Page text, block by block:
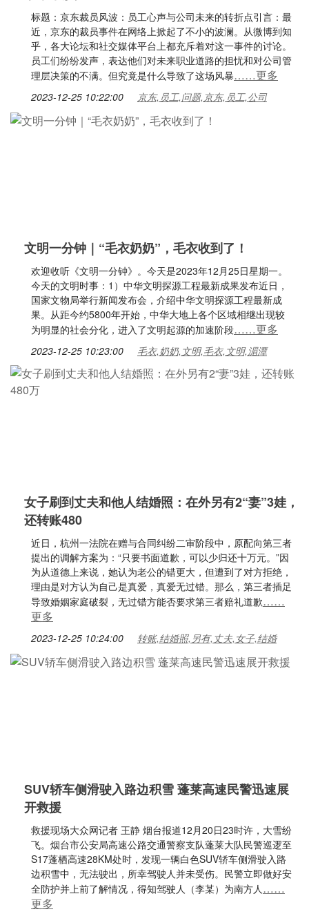
标题：京东裁员风波：员工心声与公司未来的转折点引言：最
近，京东的裁员事件在网络上掀起了不小的波澜。从微博到知
乎，各大论坛和社交媒体平台上都充斥着对这一事件的讨论。
员工们纷纷发声，表达他们对未来职业道路的担忧和对公司管
理层决策的不满。但究竟是什么导致了这场风暴……更多
2023-12-25 10:22:00 京东,员工,问题,京东,员工,公司
文明一分钟｜“毛衣奶奶”，毛衣收到了！
欢迎收听《文明一分钟》。今天是2023年12月25日星期一。
今天的文明时事：1）中华文明探源工程最新成果发布近日，
国家文物局举行新闻发布会，介绍中华文明探源工程最新成
果。从距今约5800年开始，中华大地上各个区域相继出现较
为明显的社会分化，进入了文明起源的加速阶段……更多
2023-12-25 10:23:00 毛衣,奶奶,文明,毛衣,文明,湄潭
女子刷到丈夫和他人结婚照：在外另有2“妻”3娃，
还转账480
近日，杭州一法院在赠与合同纠纷二审阶段中，原配向第三者
提出的调解方案为：“只要书面道歉，可以少归还十万元。”因
为从道德上来说，她认为老公的错更大，但遭到了对方拒绝，
理由是对方认为自己是真爱，真爱无过错。那么，第三者插足
导致婚姻家庭破裂，无过错方能否要求第三者赔礼道歉……
更多
2023-12-25 10:24:00 转账,结婚照,另有,丈夫,女子,结婚
SUV轿车侧滑驶入路边积雪 蓬莱高速民警迅速展
开救援
救援现场大众网记者 王静 烟台报道12月20日23时许，大雪纷
飞。烟台市公安局高速公路交通警察支队蓬莱大队民警巡逻至
S17蓬栖高速28KM处时，发现一辆白色SUV轿车侧滑驶入路
边积雪中，无法驶出，所幸驾驶人并未受伤。民警立即做好安
全防护并上前了解情况，得知驾驶人（李某）为南方人……
更多